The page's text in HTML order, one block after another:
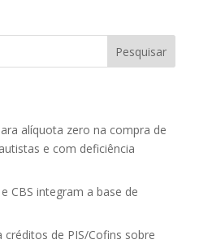
alíquota zero na compra de
e com deficiência
CBS integram a base de
créditos de PIS/Cofins sobre